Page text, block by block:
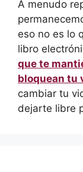
A menudo
eso no es lo
libro
que te
bloquean tu
cambiar tu
dejarte libre